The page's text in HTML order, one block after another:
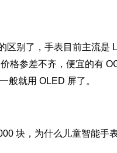
区别了，手表目前主流是
格参差不齐，便宜的有
般就用 OLED 屏了。